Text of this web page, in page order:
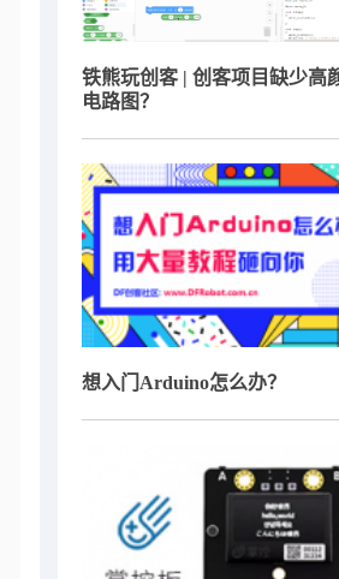
铁熊玩创客 | 创客项目缺少高
电路图？
想入门Arduino怎么办？